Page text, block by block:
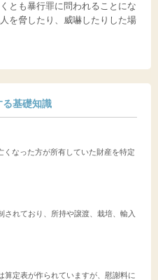
とも暴行罪に問われることにな
を脅したり、威嚇したりした場
る基礎知識
くなった方が所有していた財産を特定
されており、所持や譲渡、栽培、輸入
算定表が作られていますが、慰謝料に